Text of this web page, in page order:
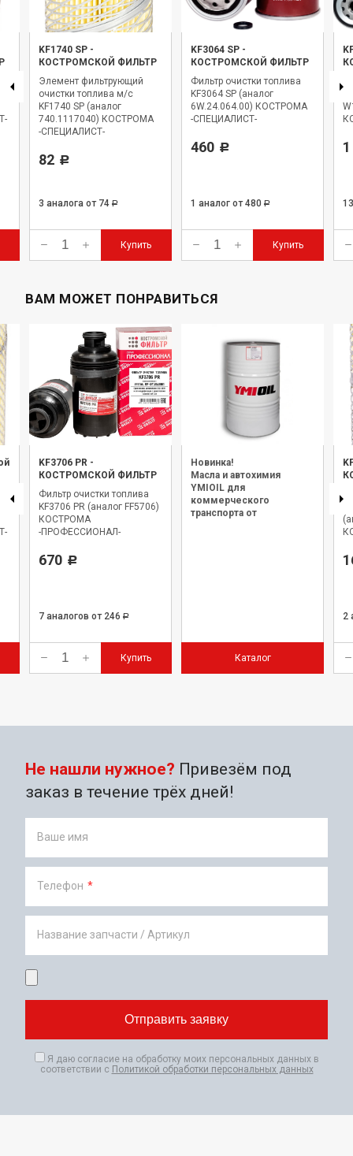
KF1740 SP -
КОСТРОМСКОЙ ФИЛЬТР
Элемент фильтрующий
очистки топлива м/с
KF1740 SP (аналог
740.1117040) КОСТРОМА
-СПЕЦИАЛИСТ-
82 Р
3 аналога от 74 Р
Купить
KF3064 SP -
КОСТРОМСКОЙ ФИЛЬТР
Фильтр очистки топлива
KF3064 SP (аналог
6W.24.064.00) КОСТРОМА
-СПЕЦИАЛИСТ-
460 Р
1 аналог от 480 Р
Купить
ВАМ МОЖЕТ ПОНРАВИТЬСЯ
KF3706 PR -
КОСТРОМСКОЙ ФИЛЬТР
Фильтр очистки топлива
KF3706 PR (аналог FF5706)
КОСТРОМА
-ПРОФЕССИОНАЛ-
670 Р
7 аналогов от 246 Р
Купить
Новинка!
Масла и автохимия
YMIOIL для
коммерческого
транспорта от
Каталог
2
Не нашли нужное? Привезём под
заказ в течение трёх дней!
Ваше имя
Телефон *
Название запчасти / Артикул
Я даю согласие на обработку моих персональных данных в
соответствии с Политикой обработки персональных данных